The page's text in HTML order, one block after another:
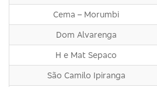
Cema – Morumbi
Dom Alvarenga
H e Mat Sepaco
São Camilo Ipiranga